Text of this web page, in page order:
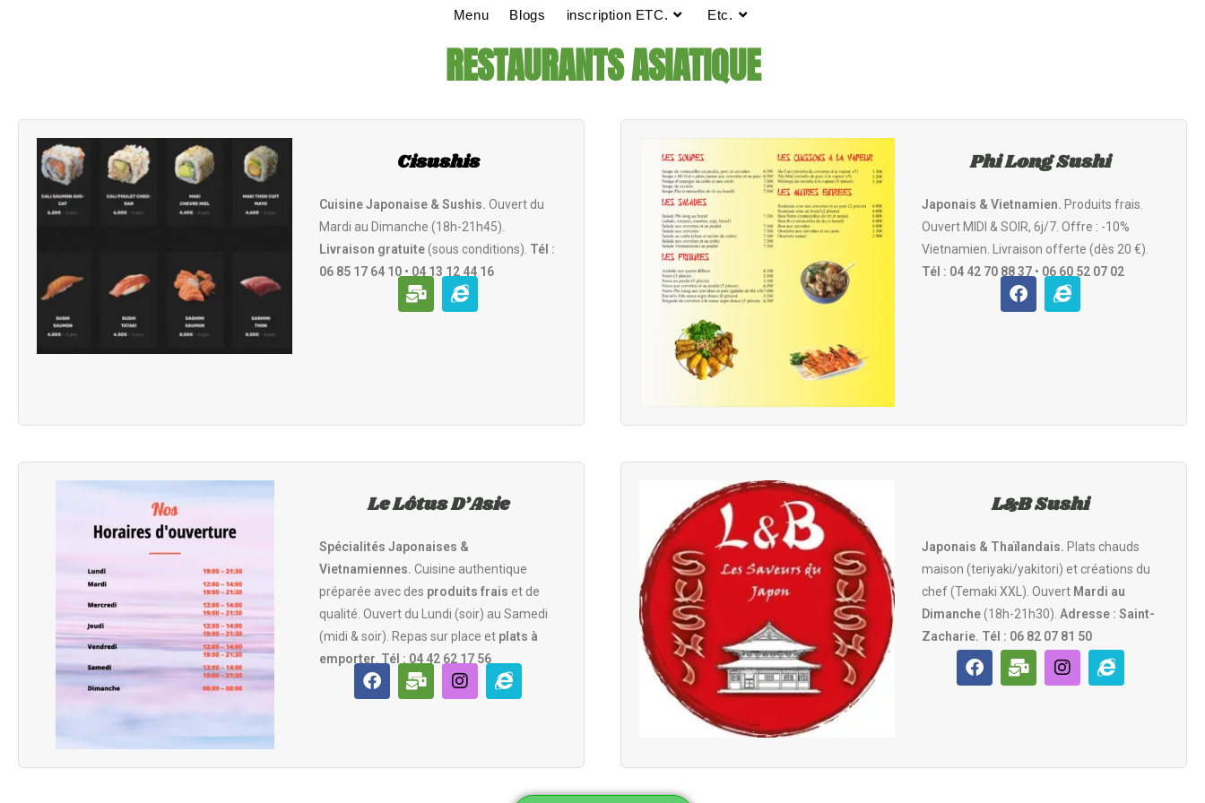
Menu Blogs inscription ETC. Etc.
RESTAURANTS ASIATIQUE
Cisushis
Cuisine Japonaise & Sushis. Ouvert du
Mardi au Dimanche (18h-21h45).
Livraison gratuite(sous conditions). Tél :
06 85 17 64 10 • 04 13 12 44 16
Phi Long Sushi
Japonais & Vietnamien. Produits frais.
Ouvert MIDI & SOIR, 6j/7. Offre : -10%
Vietnamien. Livraison offerte (dès 20 €).
Tél : 04 42 70 88 37 • 06 60 52 07 02
Le Lôtus D’Asie
Spécialités Japonaises &
Vietnamiennes. Cuisine authentique
préparée avec des produits frais et de
qualité. Ouvert du Lundi (soir) au Samedi
(midi & soir). Repas sur place et plats à
emporter Tél : 04 42 62 17 56
L&B Sushi
Japonais & Thaïlandais. Plats chauds
maison (teriyaki/yakitori) et créations du
chef (Temaki XXL). Ouvert Mardi au
Dimanche(18h-21h30). Adresse : Saint-
Zacharie. Tél : 06 82 07 81 50